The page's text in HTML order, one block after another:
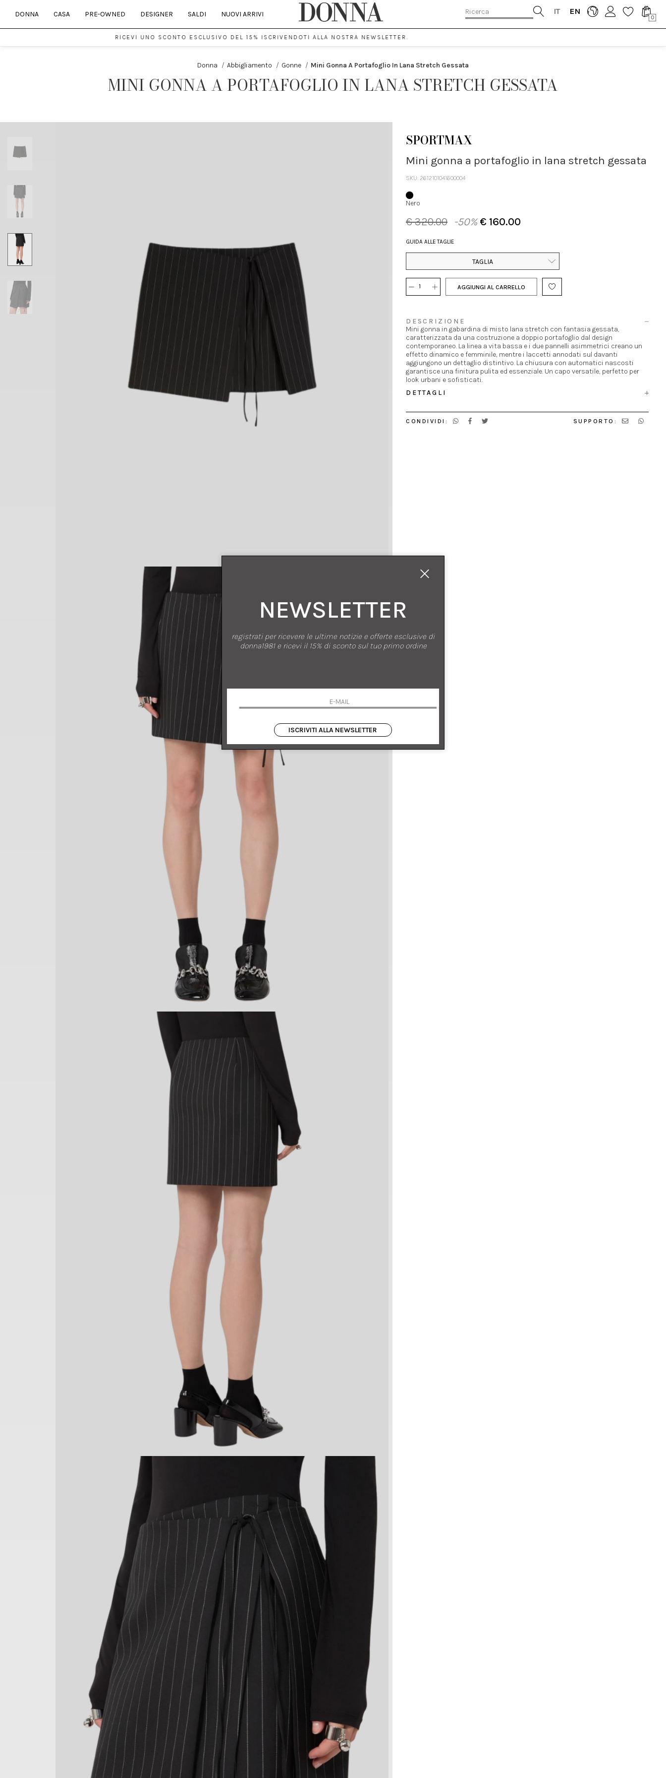
IT EN
0
DONNA CASA PRE-OWNED DESIGNER SALDI NUOVI ARRIVI
RICEVI UNO SCONTO ESCLUSIVO DEL 15% ISCRIVENDOTI ALLA NOSTRA NEWSLETTER.
Donna / Abbigliamento / Gonne / Mini Gonna A Portafoglio In Lana Stretch Gessata
MINI GONNA A PORTAFOGLIO IN LANA STRETCH GESSATA
SPORTMAX
Mini gonna a portafoglio in lana stretch gessata
SKU: 2612101041600004
Nero
€ 320.00 -50% € 160.00
GUIDA ALLE TAGLIE
TAGLIA
AGGIUNGI AL CARRELLO
DESCRIZIONE
Mini gonna in gabardina di misto lana stretch con fantasia gessata,
caratterizzata da una costruzione a doppio portafoglio dal design
contemporaneo. La linea a vita bassa e i due pannelli asimmetrici creano un
effetto dinamico e femminile, mentre i laccetti annodati sul davanti
aggiungono un dettaglio distintivo. La chiusura con automatici nascosti
garantisce una finitura pulita ed essenziale. Un capo versatile, perfetto per
look urbani e sofisticati.
DETTAGLI
CONDIVIDI: SUPPORTO:
NEWSLETTER
registrati per ricevere le ultime notizie e offerte esclusive di
donna1981 e ricevi il 15% di sconto sul tuo primo ordine
ISCRIVITI ALLA NEWSLETTER